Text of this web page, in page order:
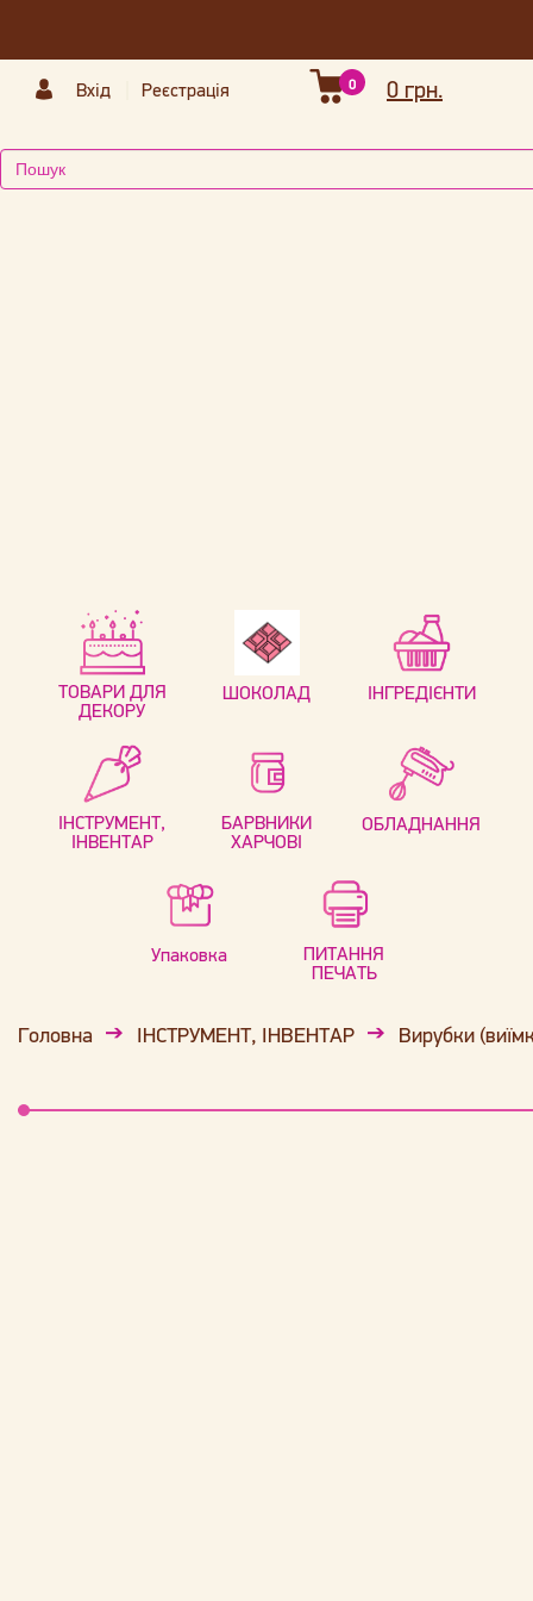
Вхід Реєстрація 0 грн.
0
ТОВАРИ ДЛЯ
ДЕКОРУ
ШОКОЛАД ІНГРЕДІЄНТИ
ІНСТРУМЕНТ,
ІНВЕНТАР
БАРВНИКИ
ХАРЧОВІ
ОБЛАДНАННЯ
Упаковка
ПИТАННЯ
ПЕЧАТЬ
Головна ІНСТРУМЕНТ, ІНВЕНТАР Вирубки